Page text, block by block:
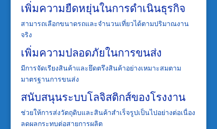
เพิ่มความยืดหยุ่นในการดำเนินธุรกิจ
สามารถเลือกขนาดรถและจำนวนเที่ยวได้ตามปริมาณงาน
จริง
เพิ่มความปลอดภัยในการขนส่ง
มีการจัดเรียงสินค้าและยึดตรึงสินค้าอย่างเหมาะสมตาม
มาตรฐานการขนส่ง
สนับสนุนระบบโลจิสติกส์ของโรงงาน
ช่วยให้การส่งวัตถุดิบและสินค้าสำเร็จรูปเป็นไปอย่างต่อเนื่อง
ลดผลกระทบต่อสายการผลิต